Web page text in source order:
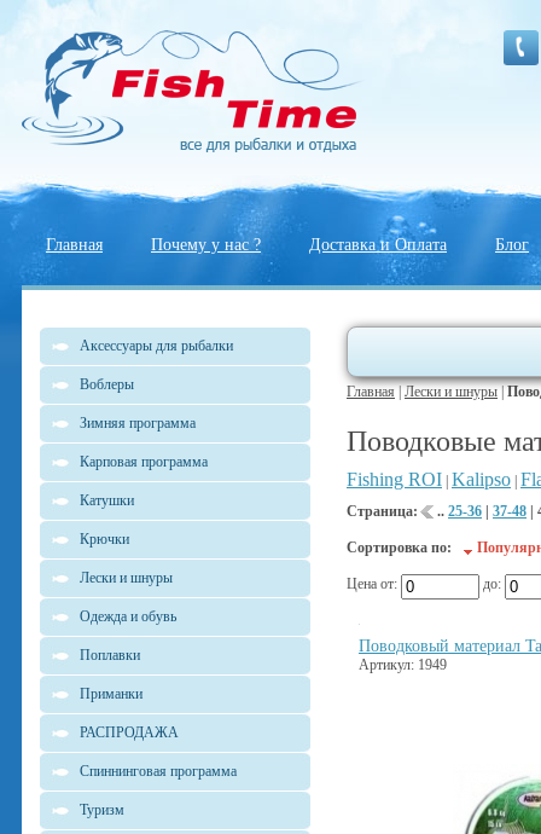
Главная Почему у нас ? Доставка и Оплата Блог
Аксессуары для рыбалки
Воблеры
Зимняя программа
Карповая программа
Катушки
Крючки
Лески и шнуры
Одежда и обувь
Поплавки
Приманки
РАСПРОДАЖА
Спиннинговая программа
Туризм
Главная Лески и шнуры
Поводковые
Fishing ROI Kalipso
Страница: .. 25-36 37-48
Сортировка по:
Цена от: до:
Поводковый материал
Артикул: 1949